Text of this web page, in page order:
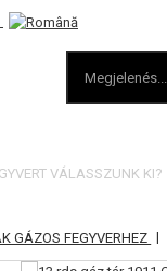
VÁLASSZUNK KI?
GÁZOS FEGYVERHEZ |